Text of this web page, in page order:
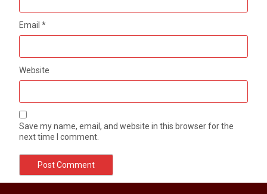
Email*
Website
Save my name, email, and website in this browser for the
next time I comment.